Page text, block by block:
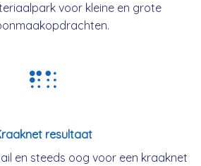
voor kleine en grote
resultaat
en steeds oog voor een kraaknet